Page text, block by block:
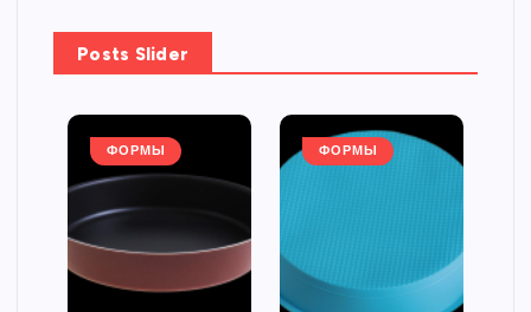
Posts Slider
ФОРМЫ ФОРМЫ